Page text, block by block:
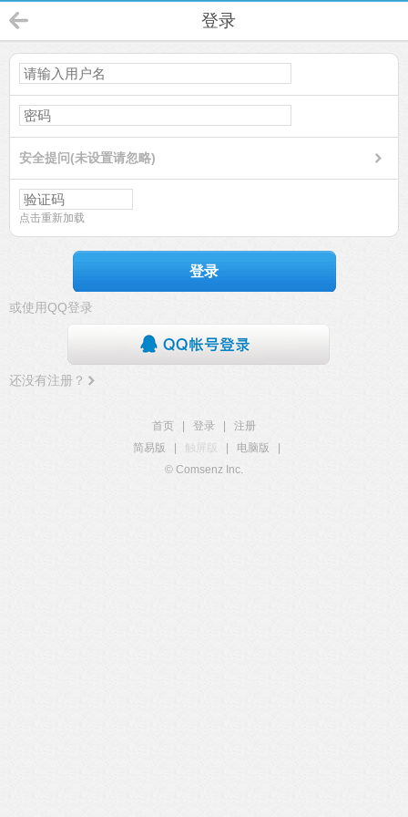
登录
安全提问(未设置请忽略)
点击重新加载
登录
或使用QQ登录
还没有注册？
首页 登录
注册
简易版
触屏版 电脑版
© Comsenz Inc.